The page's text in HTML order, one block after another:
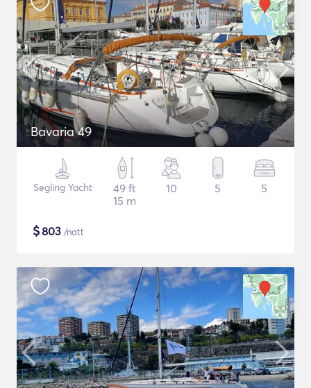
Bavaria 49
Segling Yacht
49 ft
15 m
10 5 5
$803 /natt